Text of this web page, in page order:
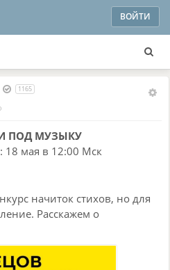
ВОЙТИ
1165
ПОД МУЗЫКУ
18 мая в 12:00 Мск
начиток стихов, но для
Расскажем о